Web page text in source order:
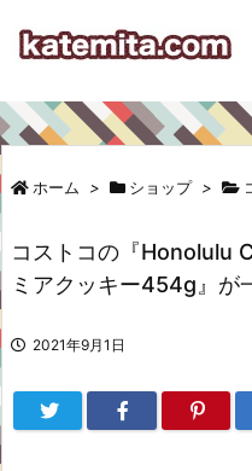
ホーム > ショップ >
コストコの『Honolulu
ミアクッキー454g』が
2021年9月1日